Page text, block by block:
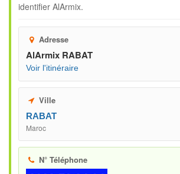
identifier AlArmix.
Adresse
AlArmix RABAT
Voir l'itinéraire
Ville
RABAT
Maroc
N° Téléphone